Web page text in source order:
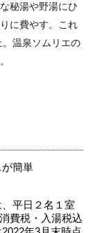
秘湯や野湯にひ
に費やす。これ
温泉ソムリエの
が簡単
平日２名１室
費税・入湯税込